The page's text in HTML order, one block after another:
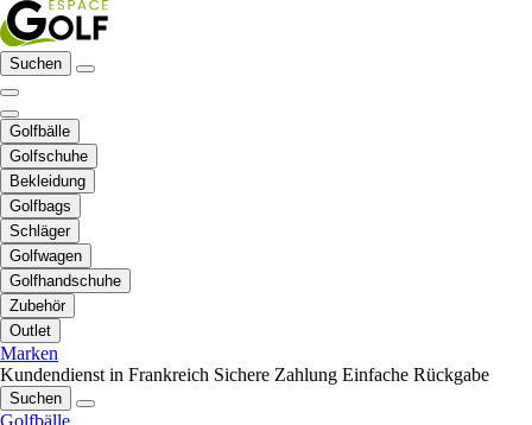
Suchen
Golfbälle
Golfschuhe
Bekleidung
Golfbags
Schläger
Golfwagen
Golfhandschuhe
Zubehör
Outlet
Marken
Kundendienst in Frankreich Sichere Zahlung Einfache Rückgabe
Suchen
Golfbälle